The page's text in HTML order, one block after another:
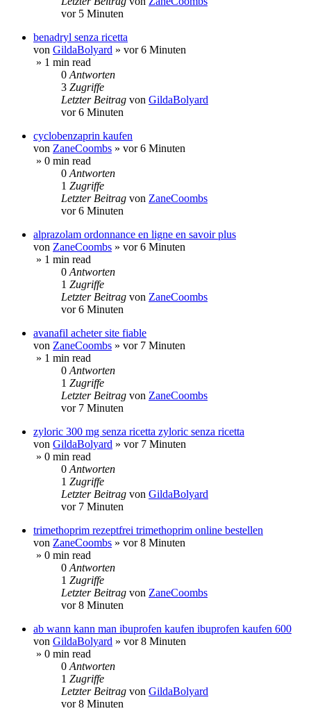
vor 5 Minuten
benadryl senza ricetta
von GildaBolyard » vor 6 Minuten
» 1 min read
0 Antworten
3 Zugriffe
Letzter Beitrag von GildaBolyard
vor 6 Minuten
cyclobenzaprin kaufen
von ZaneCoombs » vor 6 Minuten
» 0 min read
0 Antworten
1 Zugriffe
Letzter Beitrag von ZaneCoombs
vor 6 Minuten
alprazolam ordonnance en ligne en savoir plus
von ZaneCoombs » vor 6 Minuten
» 1 min read
0 Antworten
1 Zugriffe
Letzter Beitrag von ZaneCoombs
vor 6 Minuten
avanafil acheter site fiable
von ZaneCoombs » vor 7 Minuten
» 1 min read
0 Antworten
1 Zugriffe
Letzter Beitrag von ZaneCoombs
vor 7 Minuten
zyloric 300 mg senza ricetta zyloric senza ricetta
von GildaBolyard » vor 7 Minuten
» 0 min read
0 Antworten
1 Zugriffe
Letzter Beitrag von GildaBolyard
vor 7 Minuten
trimethoprim rezeptfrei trimethoprim online bestellen
von ZaneCoombs » vor 8 Minuten
» 0 min read
0 Antworten
1 Zugriffe
Letzter Beitrag von ZaneCoombs
vor 8 Minuten
ab wann kann man ibuprofen kaufen ibuprofen kaufen 600
von GildaBolyard » vor 8 Minuten
» 0 min read
0 Antworten
1 Zugriffe
Letzter Beitrag von GildaBolyard
vor 8 Minuten